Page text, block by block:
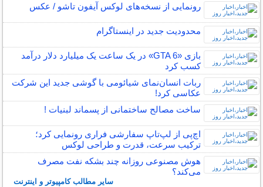
رونمایی از نسخه‌های لوکس آیفون تاشو / عکس
محدودیت جدید در اینستاگرام
بازی «GTA 6» در یک ساعت یک میلیارد دلار درآمد
کسب کرد
ربات انسان‌نمای شیائومی با گوشی جدید این شرکت
عکاسی کرد!
ساخت مصالح ساختمانی از پسماند لبنیات !
اچ‌پی از لپ‌تاپ سفارشی فراری رونمایی کرد؛
ترکیب سرعت، قدرت و طراحی لوکس
هوش مصنوعی روزانه چند بشکه نفت مصرف
می‌کند؟
سایر مطالب کامپیوتر و اینترنت